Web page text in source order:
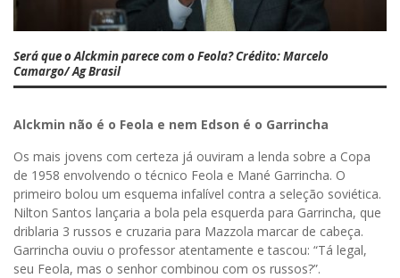
Será que o Alckmin parece com o Feola? Crédito: Marcelo
Camargo/ Ag Brasil
Alckmin não é o Feola e nem Edson é o Garrincha
Os mais jovens com certeza já ouviram a lenda sobre a Copa
de 1958 envolvendo o técnico Feola e Mané Garrincha. O
primeiro bolou um esquema infalível contra a seleção soviética.
Nilton Santos lançaria a bola pela esquerda para Garrincha, que
driblaria 3 russos e cruzaria para Mazzola marcar de cabeça.
Garrincha ouviu o professor atentamente e tascou: “Tá legal,
seu Feola, mas o senhor combinou com os russos?”.